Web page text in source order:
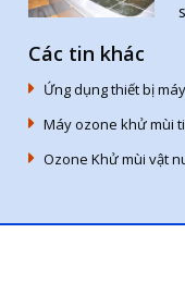
Các tin khác
Ứng dụng thiết bị
Máy ozone khử mùi
Ozone Khử mùi vật